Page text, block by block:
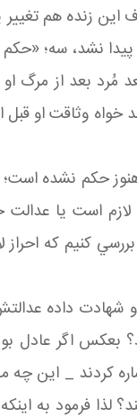
اين زنده هم
نشد، سه؛ «حکم
بعد از مرگ
وثاقت او
حکم نشده
است يا
کنيم که
داده
بعکس اگر عادل
کردند _ اين
فرمود به